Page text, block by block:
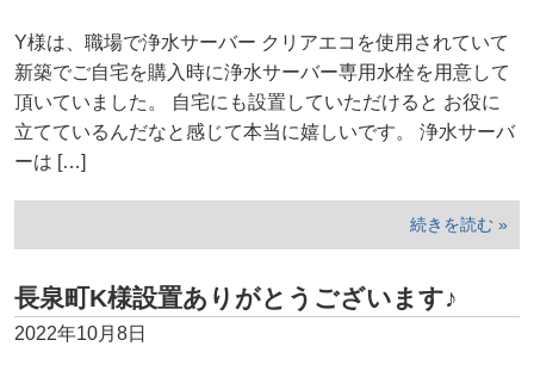
Y様は、職場で浄水サーバー クリアエコを使用されていて
新築でご自宅を購入時に浄水サーバー専用水栓を用意して
頂いていました。 自宅にも設置していただけると お役に
立てているんだなと感じて本当に嬉しいです。 浄水サーバ
ーは […]
続きを読む »
長泉町K様設置ありがとうございます♪
2022年10月8日